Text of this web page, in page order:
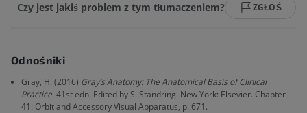
Czy jest jakiś problem z tym tłumaczeniem? ZGŁOŚ
Odnośniki
Gray, H. (2016) Gray’s Anatomy: The Anatomical Basis of Clinical
Practice. 41st edn. Edited by S. Standring. New York: Elsevier. Chapter
41: Orbit and Accessory Visual Apparatus, p. 671.